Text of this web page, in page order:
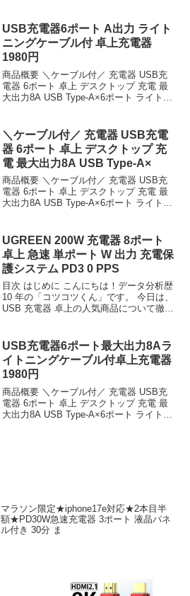
従の単一ポート充電器ではケーブルの抜
き差しが頻発し、コン...
USB充電器6ポート A出力 ライト
ニングケーブル付 卓上充電器
1980円
商品概要 ＼ケーブル付／ 充電器 USB充
電器 6ポート 卓上 デスクトップ 充電 最
大出力8A USB Type-A×6ポート ライトニ
充電器 6ポート 卓上...
＼ケーブル付／ 充電器 USB充電
器 6ポート 卓上 デスクトップ 充
電 最大出力8A USB Type-A×
商品概要 ＼ケーブル付／ 充電器 USB充
電器 6ポート 卓上 デスクトップ 充電 最
大出力8A USB Type-A×6ポート ライトニ
充電器 6ポート 卓上...
UGREEN 200W 充電器 8ポート
卓上 急速 単ポート W 出力 充電保
護システム PD3 0 PPS
目次 はじめに こんにちは！データ分析歴
10 年の「コツコツくん」です。 今日は、
USB 充電器 卓上の人気商品について徹底
くない」という方、必見です！ この記...
USB充電器6ポート最大出力8Aラ
イトニングケーブル付卓上充電器
1980円
商品概要 ＼ケーブル付／ 充電器 USB充
電器 6ポート 卓上 デスクトップ 充電 最
大出力8A USB Type-A×6ポート ライトニ
マラソン限定★iphone17e対応★2本目半
額★PD30W急速充電器 3ポート 液晶パネ
ル付き 30分 ま